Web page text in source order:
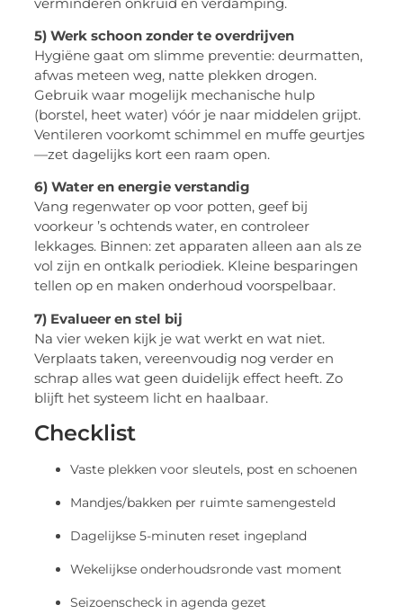
5) Werk schoon zonder te overdrijven
Hygiëne gaat om slimme preventie: deurmatten,
afwas meteen weg, natte plekken drogen.
Gebruik waar mogelijk mechanische hulp
(borstel, heet water) vóór je naar middelen grijpt.
Ventileren voorkomt schimmel en muffe geurtjes
—zet dagelijks kort een raam open.
6) Water en energie verstandig
Vang regenwater op voor potten, geef bij
voorkeur ’s ochtends water, en controleer
lekkages. Binnen: zet apparaten alleen aan als ze
vol zijn en ontkalk periodiek. Kleine besparingen
tellen op en maken onderhoud voorspelbaar.
7) Evalueer en stel bij
Na vier weken kijk je wat werkt en wat niet.
Verplaats taken, vereenvoudig nog verder en
schrap alles wat geen duidelijk effect heeft. Zo
blijft het systeem licht en haalbaar.
Checklist
Vaste plekken voor sleutels, post en schoenen
Mandjes/bakken per ruimte samengesteld
Dagelijkse 5-minuten reset ingepland
Wekelijkse onderhoudsronde vast moment
Seizoenscheck in agenda gezet